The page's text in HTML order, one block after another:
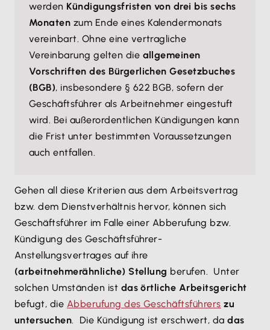
werden Kündigungsfristen von drei bis sechs
Monaten zum Ende eines Kalendermonats
vereinbart. Ohne eine vertragliche
Vereinbarung gelten die allgemeinen
Vorschriften des Bürgerlichen Gesetzbuches
(BGB), insbesondere § 622 BGB, sofern der
Geschäftsführer als Arbeitnehmer eingestuft
wird. Bei außerordentlichen Kündigungen kann
die Frist unter bestimmten Voraussetzungen
auch entfallen.
Gehen all diese Kriterien aus dem Arbeitsvertrag
bzw. dem Dienstverhältnis hervor, können sich
Geschäftsführer im Falle einer Abberufung bzw.
Kündigung des Geschäftsführer-
Anstellungsvertrages auf ihre
(arbeitnehmerähnliche) Stellung berufen. Unter
solchen Umständen ist das örtliche Arbeitsgericht
befugt, die Abberufung des Geschäftsführers zu
untersuchen. Die Kündigung ist erschwert, dadas